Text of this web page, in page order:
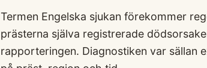
Termen Engelska sjukan förekommer
prästerna själva registrerade
rapporteringen. Diagnostiken var sällan